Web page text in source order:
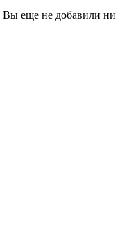
Вы еще не добавили ни